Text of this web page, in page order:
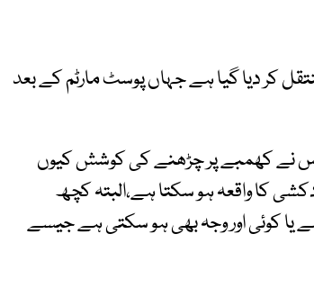
کر دیا گیا ہے جہاں پوسٹ مارٹم کے بعد
اس نے کھمبے پر چڑھنے کی کوشش کیوں
کا واقعہ ہو سکتا ہے،البتہ کچھ
یا کوئی اور وجہ بھی ہو سکتی ہے جیسے